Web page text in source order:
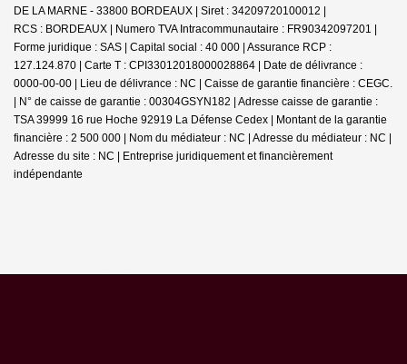
DE LA MARNE - 33800 BORDEAUX | Siret : 34209720100012 |
RCS : BORDEAUX | Numero TVA Intracommunautaire : FR90342097201 |
Forme juridique : SAS | Capital social : 40 000 | Assurance RCP :
127.124.870 | Carte T : CPI33012018000028864 | Date de délivrance :
0000-00-00 | Lieu de délivrance : NC | Caisse de garantie financière : CEGC.
| N° de caisse de garantie : 00304GSYN182 | Adresse caisse de garantie :
TSA 39999 16 rue Hoche 92919 La Défense Cedex | Montant de la garantie
financière : 2 500 000 | Nom du médiateur : NC | Adresse du médiateur : NC |
Adresse du site : NC | Entreprise juridiquement et financièrement
indépendante